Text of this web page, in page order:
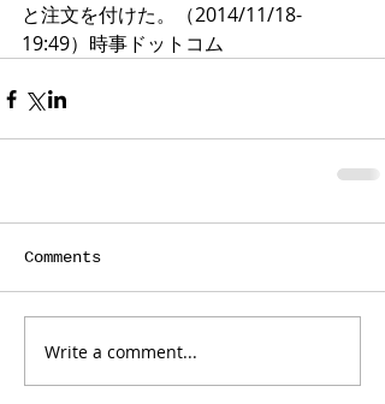
と注文を付けた。（2014/11/18-
19:49）時事ドットコム
Comments
Write a comment...